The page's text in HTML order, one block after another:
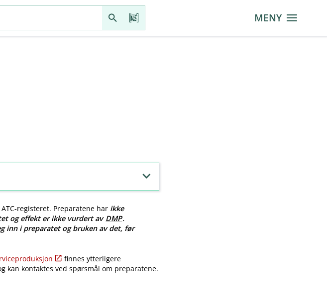
MENY
registeret. Preparatene har ikke
og effekt er ikke vurdert av DMP.
inn i preparatet og bruken av det, før
finnes ytterligere
kan kontaktes ved spørsmål om preparatene.